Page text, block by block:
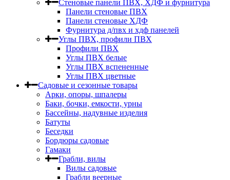
Стеновые панели ПВХ, ХДФ и фурнитура
Панели стеновые ПВХ
Панели стеновые ХДФ
Фурнитура д/пвх и хдф панелей
Углы ПВХ, профили ПВХ
Профили ПВХ
Углы ПВХ белые
Углы ПВХ вспененные
Углы ПВХ цветные
Садовые и сезонные товары
Арки, опоры, шпалеры
Баки, бочки, емкости, урны
Бассейны, надувные изделия
Батуты
Беседки
Бордюры садовые
Гамаки
Грабли, вилы
Вилы садовые
Грабли веерные